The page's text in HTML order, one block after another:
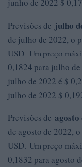
junho de 2022 $
Previsões de julho
de julho de 2022, o
USD. Um preço
0,1824 para julho
julho de 2022 é $
julho de 2022 $
Previsões de agosto
de agosto de 2022,
USD. Um preço
0,1832 para agosto